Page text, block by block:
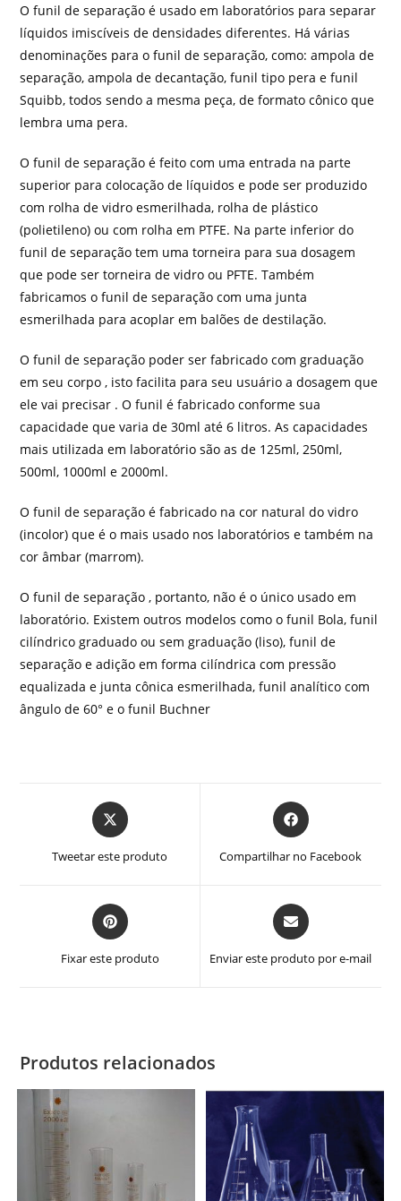
O funil de separação é usado em laboratórios para separar
líquidos imiscíveis de densidades diferentes. Há várias
denominações para o funil de separação, como: ampola de
separação, ampola de decantação, funil tipo pera e funil
Squibb, todos sendo a mesma peça, de formato cônico que
lembra uma pera.
O funil de separação é feito com uma entrada na parte
superior para colocação de líquidos e pode ser produzido
com rolha de vidro esmerilhada, rolha de plástico
(polietileno) ou com rolha em PTFE. Na parte inferior do
funil de separação tem uma torneira para sua dosagem
que pode ser torneira de vidro ou PFTE. Também
fabricamos o funil de separação com uma junta
esmerilhada para acoplar em balões de destilação.
O funil de separação poder ser fabricado com graduação
em seu corpo , isto facilita para seu usuário a dosagem que
ele vai precisar . O funil é fabricado conforme sua
capacidade que varia de 30ml até 6 litros. As capacidades
mais utilizada em laboratório são as de 125ml, 250ml,
500ml, 1000ml e 2000ml.
O funil de separação é fabricado na cor natural do vidro
(incolor) que é o mais usado nos laboratórios e também na
cor âmbar (marrom).
O funil de separação , portanto, não é o único usado em
laboratório. Existem outros modelos como o funil Bola, funil
cilíndrico graduado ou sem graduação (liso), funil de
separação e adição em forma cilíndrica com pressão
equalizada e junta cônica esmerilhada, funil analítico com
ângulo de 60° e o funil Buchner
Abre
em
nova
Tweetar este produto
Abre
em
nova
Compartilhar no Facebook
Abre
em
nova
Fixar este produto
Abre
em
nova
Enviar este produto por e-mail
Produtos relacionados